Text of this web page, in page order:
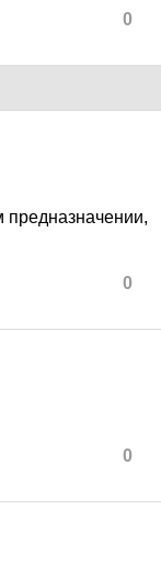
0
предназначении,
0
0